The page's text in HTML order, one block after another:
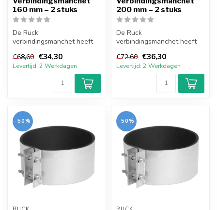
160 mm – 2 stuks
De Ruck
verbindingsmanchet heeft
afdichting en is gemaakt
van ...
€68,60 €34,30
Levertijd: 2 Werkdagen
200 mm – 2 stuks
De Ruck
verbindingsmanchet heeft
afdichting en is gemaakt
van ...
€72,60 €36,30
Levertijd: 2 Werkdagen
-50% -50%